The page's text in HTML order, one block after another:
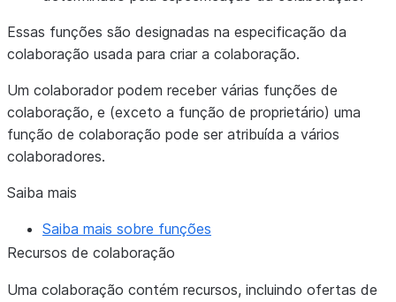
Essas funções são designadas na especificação da
colaboração usada para criar a colaboração.
Um colaborador podem receber várias funções de
colaboração, e (exceto a função de proprietário) uma
função de colaboração pode ser atribuída a vários
colaboradores.
Saiba mais
Saiba mais sobre funções
Recursos de colaboração
Uma colaboração contém recursos, incluindo ofertas de